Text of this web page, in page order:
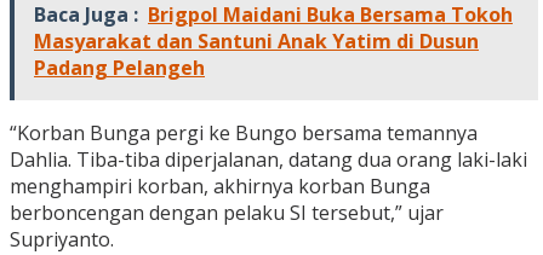
Baca Juga : Brigpol Maidani Buka Bersama Tokoh
Masyarakat dan Santuni Anak Yatim di Dusun
Padang Pelangeh
“Korban Bunga pergi ke Bungo bersama temannya
Dahlia. Tiba-tiba diperjalanan, datang dua orang laki-laki
menghampiri korban, akhirnya korban Bunga
berboncengan dengan pelaku SI tersebut,” ujar
Supriyanto.